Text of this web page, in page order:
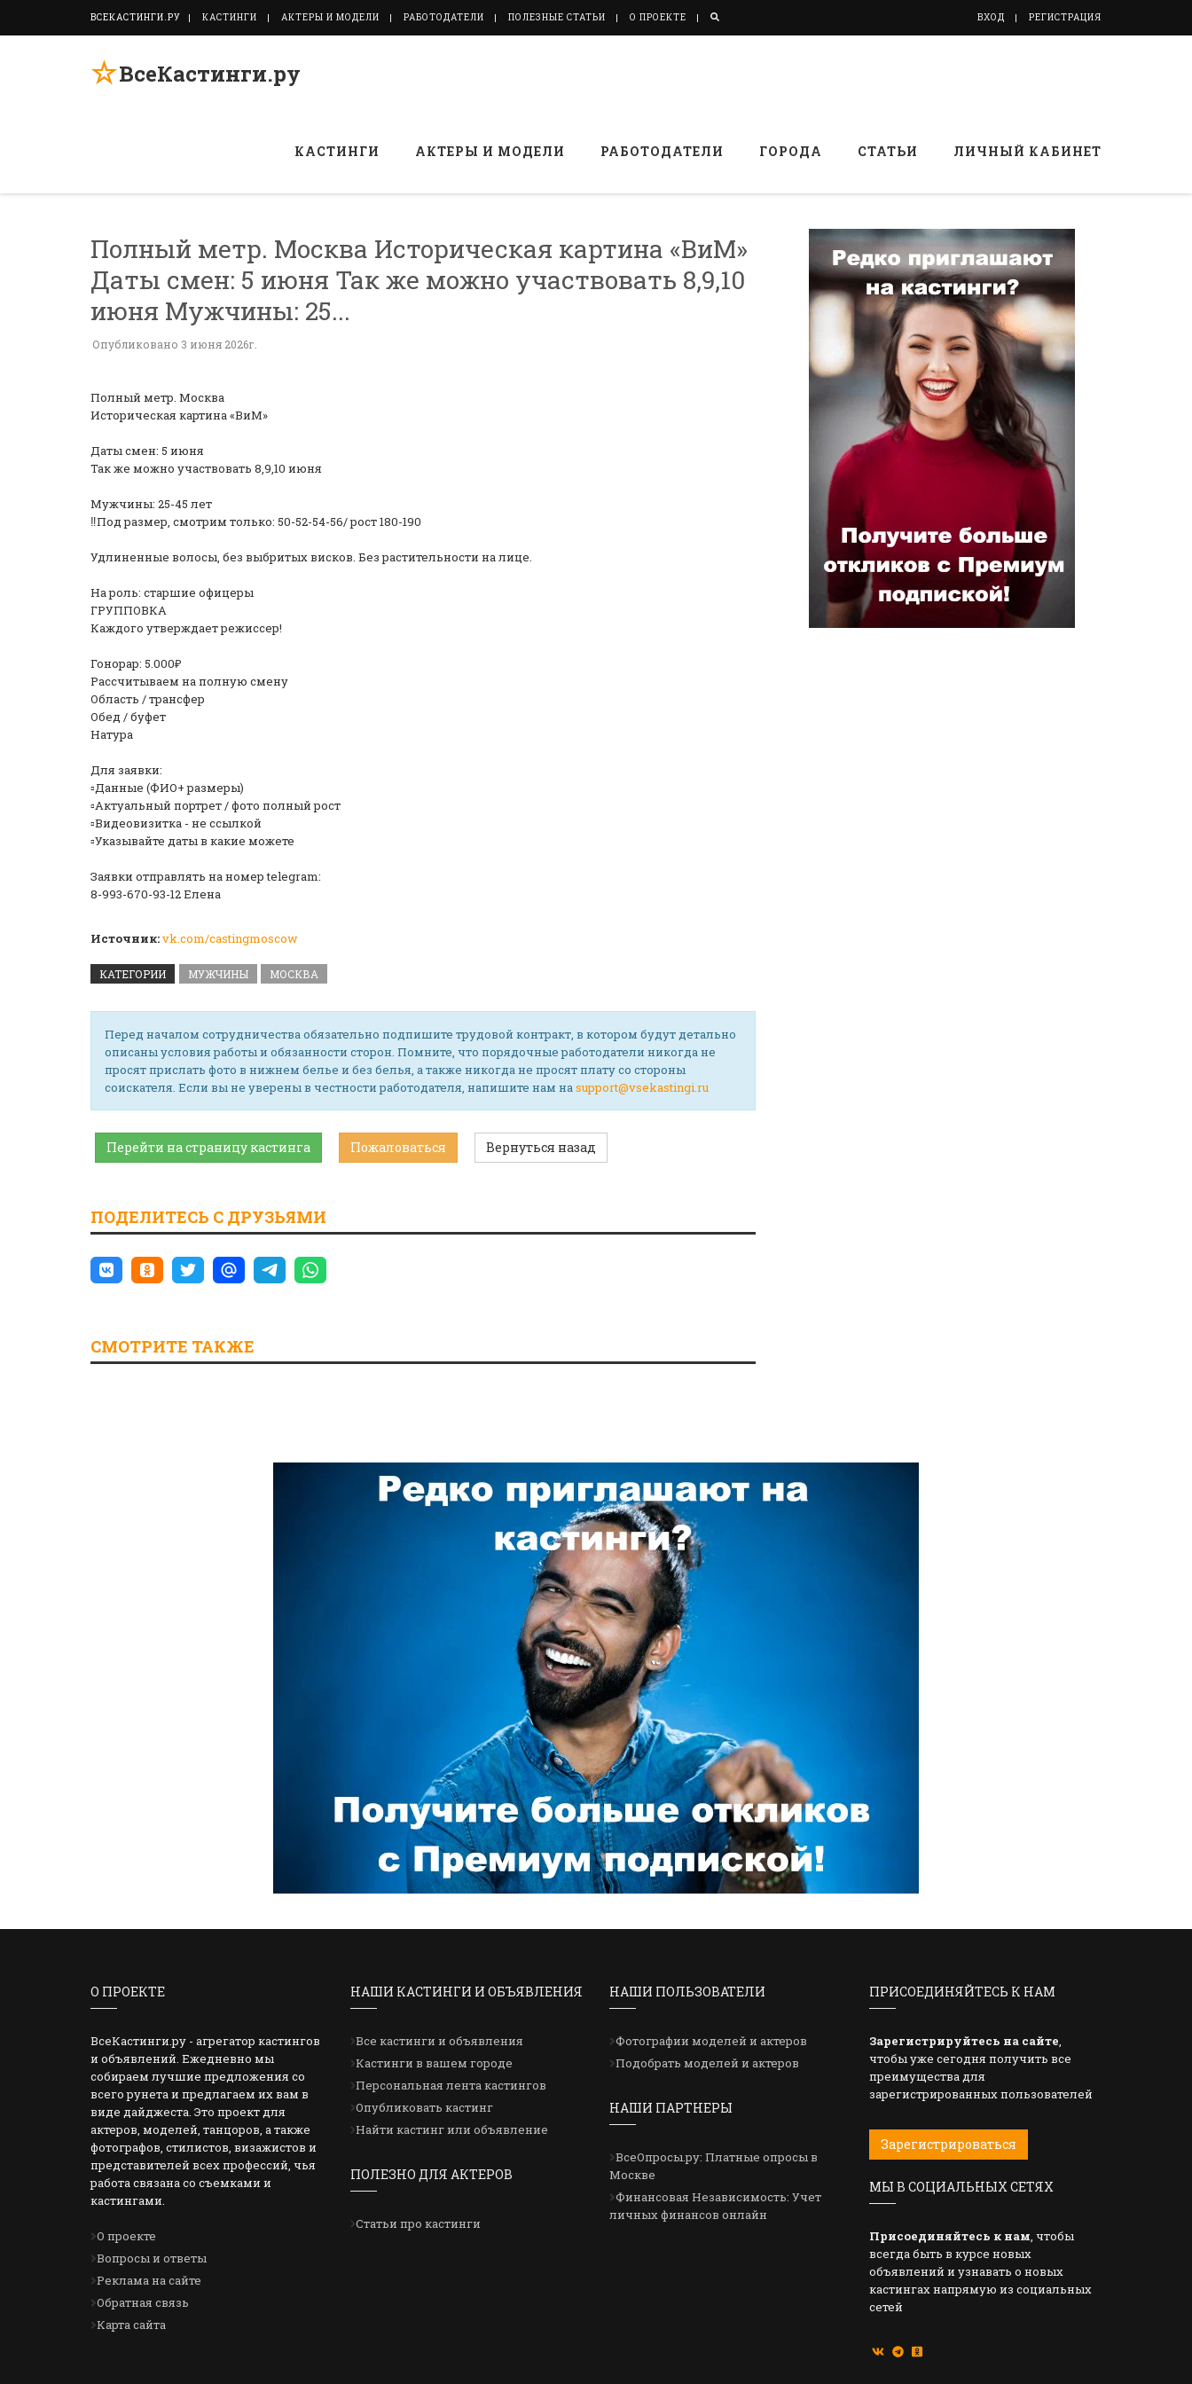
ВСЕКАСТИНГИ.РУ КАСТИНГИ АКТЕРЫ И МОДЕЛИ РАБОТОДАТЕЛИ ПОЛЕЗНЫЕ СТАТЬИ О ПРОЕКТЕ ВХОД РЕГИСТРАЦИЯ
☆ВсеКастинги.ру
КАСТИНГИ АКТЕРЫ И МОДЕЛИ РАБОТОДАТЕЛИ ГОРОДА СТАТЬИ ЛИЧНЫЙ КАБИНЕТ
Полный метр. Москва Историческая картина «ВиМ»
Даты смен: 5 июня Так же можно участвовать 8,9,10
июня Мужчины: 25...
Опубликовано 3 июня 2026г.
Полный метр. Москва
Историческая картина «ВиМ»
Даты смен: 5 июня
Так же можно участвовать 8,9,10 июня
Мужчины: 25-45 лет
‼️Под размер, смотрим только: 50-52-54-56/ рост 180-190
Удлиненные волосы, без выбритых висков. Без растительности на лице.
На роль: старшие офицеры
ГРУППОВКА
Каждого утверждает режиссер!
Гонорар: 5.000₽
Рассчитываем на полную смену
Область / трансфер
Обед / буфет
Натура
Для заявки:
▫️Данные (ФИО+ размеры)
▫️Актуальный портрет / фото полный рост
▫️Видеовизитка - не ссылкой
▫️Указывайте даты в какие можете
Заявки отправлять на номер telegram:
8-993-670-93-12 Елена
Источник:vk.com/castingmoscow
КАТЕГОРИИ МУЖЧИНЫ МОСКВА
Перед началом сотрудничества обязательно подпишите трудовой контракт, в котором будут детально
описаны условия работы и обязанности сторон. Помните, что порядочные работодатели никогда не
просят прислать фото в нижнем белье и без белья, а также никогда не просят плату со стороны
соискателя. Если вы не уверены в честности работодателя, напишите нам наsupport@vsekastingi.ru
Перейти на страницу кастинга Пожаловаться Вернуться назад
ПОДЕЛИТЕСЬ С ДРУЗЬЯМИ
СМОТРИТЕ ТАКЖЕ
О ПРОЕКТЕ
ВсеКастинги.ру - агрегатор кастингов
и объявлений. Ежедневно мы
собираем лучшие предложения со
всего рунета и предлагаем их вам в
виде дайджеста. Это проект для
актеров, моделей, танцоров, а также
фотографов, стилистов, визажистов и
представителей всех профессий, чья
работа связана со съемками и
кастингами.
О проекте
Вопросы и ответы
Реклама на сайте
Обратная связь
Карта сайта
НАШИ КАСТИНГИ И ОБЪЯВЛЕНИЯ
Все кастинги и объявления
Кастинги в вашем городе
Персональная лента кастингов
Опубликовать кастинг
Найти кастинг или объявление
ПОЛЕЗНО ДЛЯ АКТЕРОВ
Статьи про кастинги
НАШИ ПОЛЬЗОВАТЕЛИ
Фотографии моделей и актеров
Подобрать моделей и актеров
НАШИ ПАРТНЕРЫ
ВсеОпросы.ру: Платные опросы в
Москве
Финансовая Независимость: Учет
личных финансов онлайн
ПРИСОЕДИНЯЙТЕСЬ К НАМ
Зарегистрируйтесь на сайте,
чтобы уже сегодня получить все
преимущества для
зарегистрированных пользователей
Зарегистрироваться
МЫ В СОЦИАЛЬНЫХ СЕТЯХ
Присоединяйтесь к нам, чтобы
всегда быть в курсе новых
объявлений и узнавать о новых
кастингах напрямую из социальных
сетей